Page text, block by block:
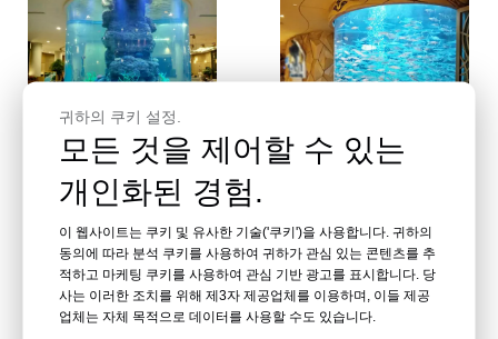
동영상
우리는 대형 수족관 아크릴
수 있습니다 - Leyu
묻다
동영상
묻다
귀하의 쿠키 설정.
모든 것을 제어할 수 있는
개인화된 경험.
이 웹사이트는 쿠키 및 유사한 기술('쿠키')을 사용합니다. 귀하의
동의에 따라 분석 쿠키를 사용하여 귀하가 관심 있는 콘텐츠를 추
적하고 마케팅 쿠키를 사용하여 관심 기반 광고를 표시합니다. 당
사는 이러한 조치를 위해 제3자 제공업체를 이용하며, 이들 제공
업체는 자체 목적으로 데이터를 사용할 수도 있습니다.